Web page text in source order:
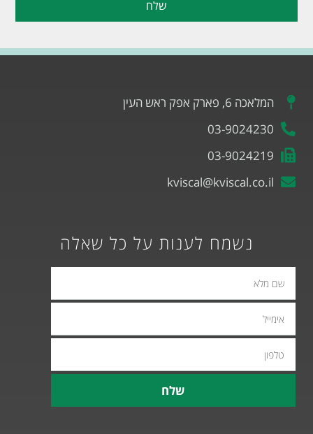
שלח
המלאכה 6, פארק אפק ראש העין
03-9024230
03-9024219
kviscal@kviscal.co.il
נשמח לענות על כל שאלה
שלח